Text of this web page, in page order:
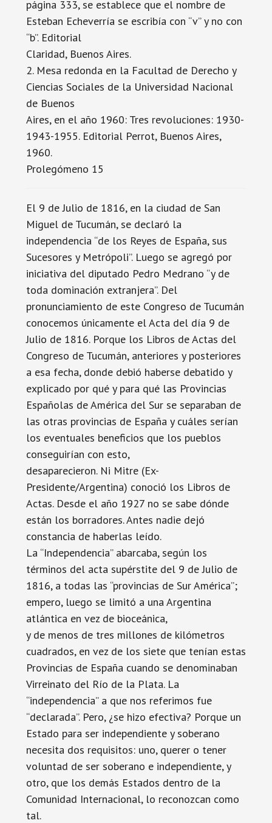
página 333, se establece que el nombre de
Esteban Echeverría se escribía con “v” y no con
“b”. Editorial
Claridad, Buenos Aires.
2. Mesa redonda en la Facultad de Derecho y
Ciencias Sociales de la Universidad Nacional
de Buenos
Aires, en el año 1960: Tres revoluciones: 1930-
1943-1955. Editorial Perrot, Buenos Aires,
1960.
Prolegómeno 15
El 9 de Julio de 1816, en la ciudad de San
Miguel de Tucumán, se declaró la
independencia “de los Reyes de España, sus
Sucesores y Metrópoli”. Luego se agregó por
iniciativa del diputado Pedro Medrano “y de
toda dominación extranjera”. Del
pronunciamiento de este Congreso de Tucumán
conocemos únicamente el Acta del día 9 de
Julio de 1816. Porque los Libros de Actas del
Congreso de Tucumán, anteriores y posteriores
a esa fecha, donde debió haberse debatido y
explicado por qué y para qué las Provincias
Españolas de América del Sur se separaban de
las otras provincias de España y cuáles serían
los eventuales beneficios que los pueblos
conseguirían con esto,
desaparecieron. Ni Mitre (Ex-
Presidente/Argentina) conoció los Libros de
Actas. Desde el año 1927 no se sabe dónde
están los borradores. Antes nadie dejó
constancia de haberlas leído.
La “Independencia” abarcaba, según los
términos del acta supérstite del 9 de Julio de
1816, a todas las “provincias de Sur América”;
empero, luego se limitó a una Argentina
atlántica en vez de bioceánica,
y de menos de tres millones de kilómetros
cuadrados, en vez de los siete que tenían estas
Provincias de España cuando se denominaban
Virreinato del Río de la Plata. La
“independencia” a que nos referimos fue
“declarada”. Pero, ¿se hizo efectiva? Porque un
Estado para ser independiente y soberano
necesita dos requisitos: uno, querer o tener
voluntad de ser soberano e independiente, y
otro, que los demás Estados dentro de la
Comunidad Internacional, lo reconozcan como
tal.